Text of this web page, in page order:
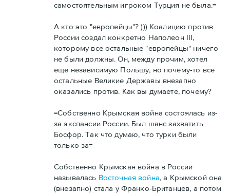
самостоятельным игроком Турция не была.=
А кто это "европейцы"? ))) Коалицию против
России создал конкретно Наполеон III,
которому все остальные "европейцы" ничего
не были должны. Он, между прочим, хотел
еще независимую Польшу, но почему-то все
остальные Великие Державы внезапно
оказались против. Как вы думаете, почему?
=Собственно Крымская война состоялась из-
за экспансии России. Был шанс захватить
Босфор. Так что думаю, что турки были
только за=
Собственно Крымская война в России
называлась Восточная война, а Крымской она
(внезапно) стала у Франко-Британцев, а потом